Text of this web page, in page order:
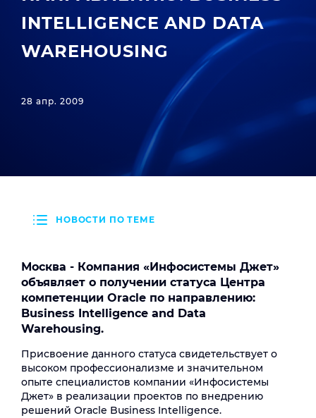
INTELLIGENCE AND DATA
WAREHOUSING
28 апр. 2009
НОВОСТИ ПО ТЕМЕ
Москва - Компания «Инфосистемы Джет»
объявляет о получении статуса Центра
компетенции Oracle по направлению:
Business Intelligence and Data
Warehousing.
Присвоение данного статуса свидетельствует о
высоком профессионализме и значительном
опыте специалистов компании «Инфосистемы
Джет» в реализации проектов по внедрению
решений Oracle Business Intelligence.